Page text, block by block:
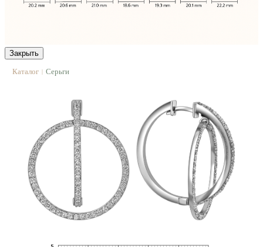
Закрыть
Каталог | Серьги